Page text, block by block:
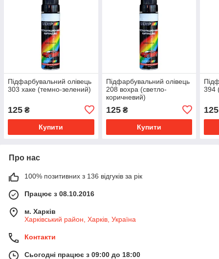
Підфарбувальний олівець
303 хаке (темно-зелений)
125 ₴
Купити
Підфарбувальний олівець
208 вохра (светло-
коричневий)
125₴
Купити
394
125
Про нас
100% позитивних з 136 відгуків за рік
Працює з 08.10.2016
м. Харків
Харківський район, Харків, Україна
Контакти
Сьогодні працює з 09:00 до 18:00